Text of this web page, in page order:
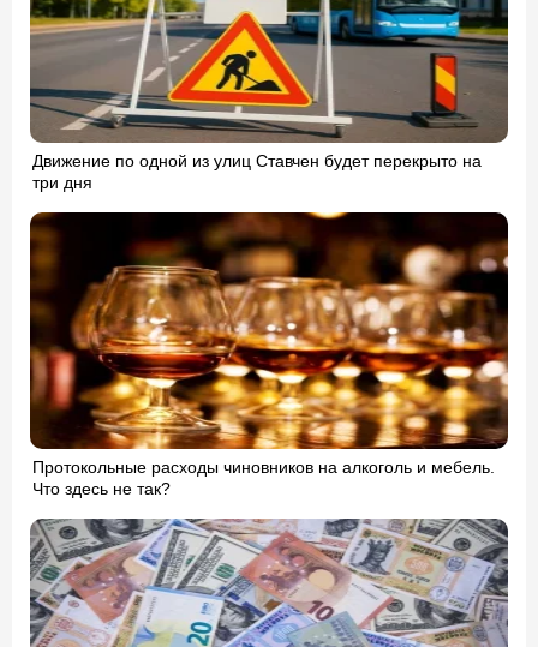
Движение по одной из улиц Ставчен будет перекрыто на
три дня
Протокольные расходы чиновников на алкоголь и мебель.
Что здесь не так?